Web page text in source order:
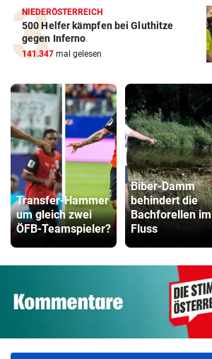
NIEDERÖSTERREICH
500 Helfer kämpfen bei Gluthitze
gegen Inferno
141.347 mal gelesen
Transfer-Hammer
um gleich zwei
ÖFB-Teamspieler?
Biber-Damm
behindert die
Bachforellen im
Fluss